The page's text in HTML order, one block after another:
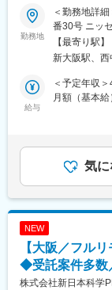
チャレンジ
「社内公募
■その他：
当社の強み：
変更の範囲
モニター導
て又は一部
臨床試験（
制等を遵守し
にて確認す
★こちらもぜ
【同社につい
■就業しやす
同社はマト
機会（1on1
そして同社は
実績を持ち、
勤務地
＜勤務地詳
番30号 ニッ
煙対策：屋
トワーク含む
【最寄り駅】
新大阪駅、
給与
＜予定年収
月額（基本
じて上下す
記です。気に
NEW
【大阪／フル
◆受託案件多
株式会社新日本科学